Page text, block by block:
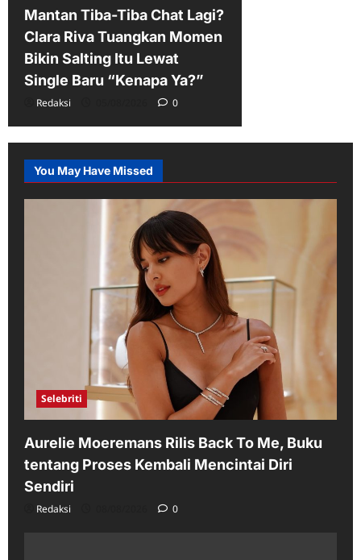
Mantan Tiba-Tiba Chat Lagi?
Clara Riva Tuangkan Momen
Bikin Salting Itu Lewat
Single Baru “Kenapa Ya?”
Redaksi 0
You May Have Missed
Selebriti
Aurelie Moeremans Rilis Back To Me, Buku
tentang Proses Kembali Mencintai Diri
Sendiri
Redaksi 0